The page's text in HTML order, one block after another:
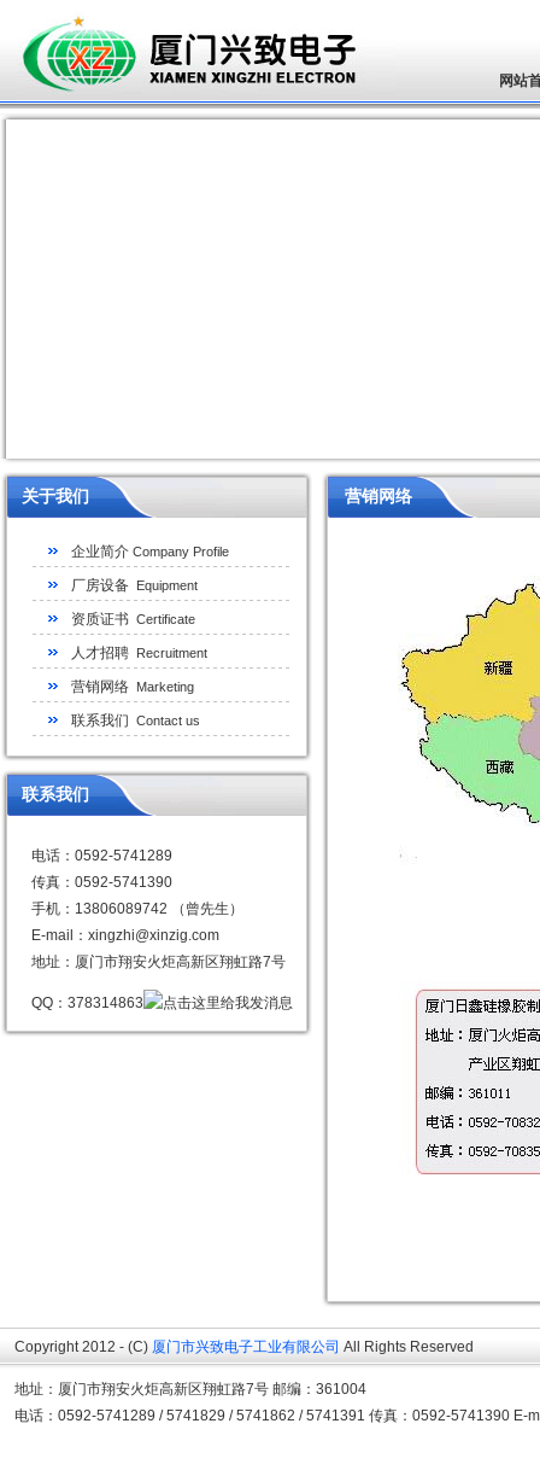
网站
关于我们
企业简介 Company Profile
厂房设备 Equipment
资质证书 Certificate
人才招聘 Recruitment
营销网络 Marketing
联系我们 Contact us
联系我们
电话：0592-5741289
传真：0592-5741390
手机：13806089742 （曾先生）
E-mail：xingzhi@xinzig.com
地址：厦门市翔安火炬高新区翔虹路7号
QQ：378314863
营销网络
Copyright 2012 - (C) 厦门市兴致电子工业有限公司 All Rights Reserved
地址：厦门市翔安火炬高新区翔虹路7号 邮编：361004
电话：0592-5741289 / 5741829 / 5741862 / 5741391 传真：0592-5741390 E-